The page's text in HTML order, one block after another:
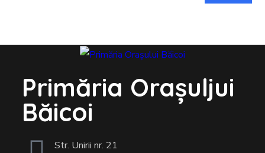
Primăria Orașuljui
Băicoi
Str. Unirii nr. 21